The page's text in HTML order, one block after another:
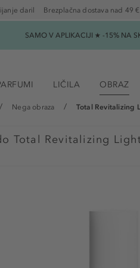
daril Brezplačna dostava nad 49 €
SAMO V APLIKACIJI ★ -15% NA
LIČILA OBRAZ
Nega obraza Total Revitalizing
Total Revitalizing